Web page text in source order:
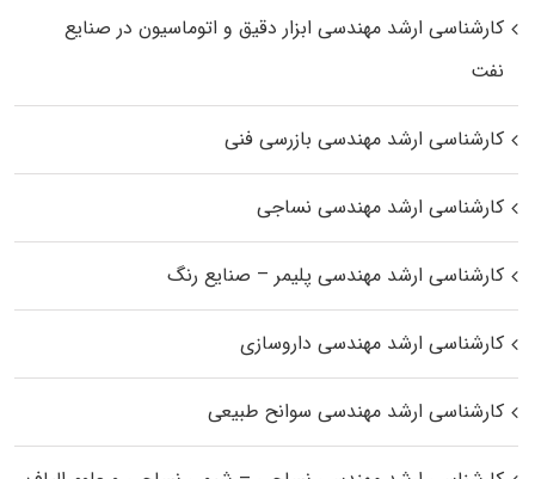
کارشناسی ارشد مهندسی ابزار دقیق و اتوماسیون در صنایع
نفت
کارشناسی ارشد مهندسی بازرسی فنی
کارشناسی ارشد مهندسی نساجی
کارشناسی ارشد مهندسی پلیمر – صنایع رنگ
کارشناسی ارشد مهندسی داروسازی
کارشناسی ارشد مهندسی سوانح طبیعی